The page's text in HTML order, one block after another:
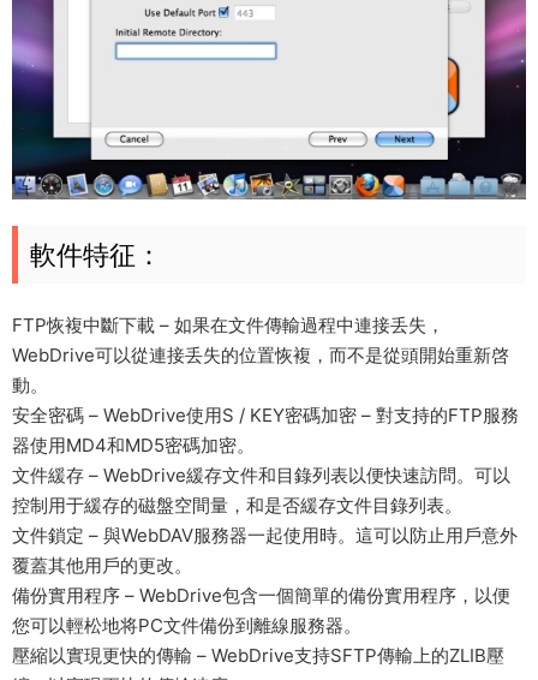
軟件特征：
FTP恢複中斷下載 – 如果在文件傳輸過程中連接丢失，
WebDrive可以從連接丢失的位置恢複，而不是從頭開始重新啓
動。
安全密碼 – WebDrive使用S / KEY密碼加密 – 對支持的FTP服務
器使用MD4和MD5密碼加密。
文件緩存 – WebDrive緩存文件和目錄列表以便快速訪問。可以
控制用于緩存的磁盤空間量，和是否緩存文件目錄列表。
文件鎖定 – 與WebDAV服務器一起使用時。這可以防止用戶意外
覆蓋其他用戶的更改。
備份實用程序 – WebDrive包含一個簡單的備份實用程序，以便
您可以輕松地将PC文件備份到離線服務器。
壓縮以實現更快的傳輸 – WebDrive支持SFTP傳輸上的ZLIB壓